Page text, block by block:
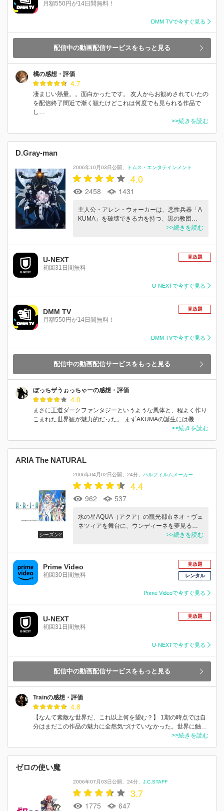
月額550円が14日間無料！
DMM TVで今すぐ見る
配信中の動画配信サービスをもっと見る
橘の感想・評価
4.7
凄まじい熱量。。面白かったです。 友人からお勧めされていたの
を配信終了間近で漸く観たけどこれは何度でも見られる作品で
し…
>>続きを読む
D.Gray-man
2006年10月03日公開 トムス・エンタテインメント
4.0
2458 1431
主人公・アレン・ウォーカーは、悪性兵器「A
KUMA」を破壊できる力を持つ、黒の教団…
>>続きを読む
U-NEXT
初回31日間無料
見放題
U-NEXTで今すぐ見る
DMM TV
月額550円が14日間無料！
見放題
DMM TVで今すぐ見る
配信中の動画配信サービスをもっと見る
ぼっちザうぉっちゃーの感想・評価
4.0
まさに王道ダークファンタジーというような風体と、程よく作り
こまれた世界観が魅力的だった。 まずAKUMAの誕生には機…
>>続きを読む
ARIA The NATURAL
シーズン2
2006年04月02日公開 24分 ハルフィルムメーカー
4.4
962 537
水の星AQUA（アクア）の観光都市ネオ・ヴェ
ネツィアを舞台に、ウンディーネを夢見る…
>>続きを読む
Prime Video
初回30日間無料
見放題
レンタル
Prime Videoで今すぐ見る
U-NEXT
初回31日間無料
見放題
U-NEXTで今すぐ見る
配信中の動画配信サービスをもっと見る
Trainの感想・評価
4.8
【なんて素敵な世界だ、これ以上何を望む？】 1期の時点では自
分はまだこの作品の魅力に全然気づけていなかった。世界に触…
>>続きを読む
ゼロの使い魔
2006年07月03日公開 24分 J.C.STAFF
3.7
1775 647